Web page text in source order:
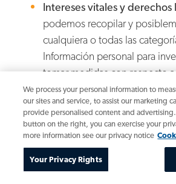
Intereses vitales y derechos
podemos recopilar y
cualquiera o todas las
Información personal para
tomar medidas con respecto
ilegales, sospechas de fraude,
impliquen amenazas
física de cualquier persona o
términos de uso del Grupo
Aviso.
Cumplimiento de las leyes:
We process your personal information to
our sites and service, to assist our marketing
provide personalised content and
button on the right, you can exercise your
more information see our privacy notice
Your Privacy Rights